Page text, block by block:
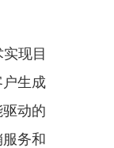
现目
生成
动的
务和